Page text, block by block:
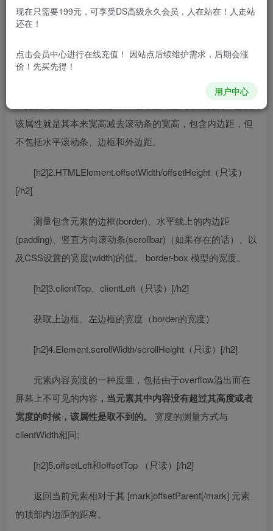
HTMLElement.clientHeight （只读）[/h2]
指的是元素的可视部分宽度和高度，即
，如果没有滚动条，即为元素设定的高度
该属性就是其本来宽高减去滚动条的宽高，包含内边距，但
不包括水平滚动条、边框和外边距。
[h2]2.HTMLElement.offsetWidth/offsetHeight（只读）
[/h2]
测量包含元素的边框(border)、水平线上的内边距
(padding)、竖直方向滚动条(scrollbar)（如果存在的话）、以
及CSS设置的宽度(width)的值。 border-box 模型的宽度。
[h2]3.clientTop、clientLeft（只读）[/h2]
获取上边框、左边框的宽度（border的宽度）
[h2]4.Element.scrollWidth/scrollHeight（只读）[/h2]
元素内容宽度的一种度量，包括由于overflow溢出而在
屏幕上不可见的内容 ，当元素其中内容没有超过其高度或者
宽度的时候，该属性是取不到的。
宽度的测量方式与
clientWidth相同;
[h2]5.offsetLeft和offsetTop （只读）[/h2]
返回当前元素相对于其 [mark]offsetParent[/mark] 元素
的顶部内边距的距离。
现在只需要199元，可享受DS高级永久会员，人在站在！人走站
还在！
点击会员中心进行在线充值！ 因站点后续维护需求，后期会涨
价！先买先得！
用户中心